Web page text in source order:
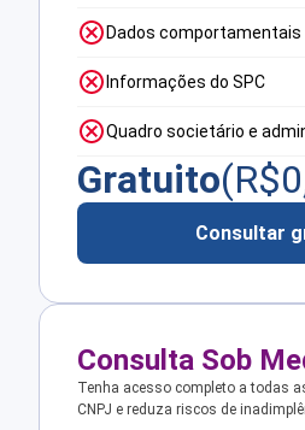
Dados comportamentais
Informações do SPC
Quadro societário e
Gratuito(R$
Consultar
Consulta Sob
Tenha acesso completo a todas
CNPJ e reduza riscos de